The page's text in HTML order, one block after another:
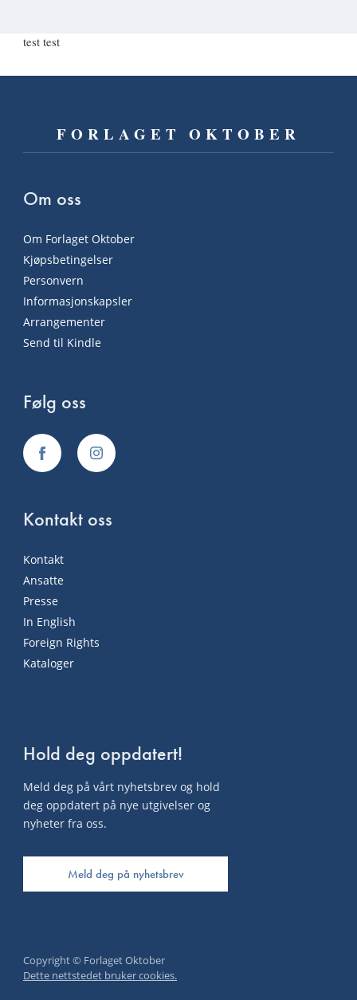
test test
FORLAGET OKTOBER
Om oss
Om Forlaget Oktober
Kjøpsbetingelser
Personvern
Informasjonskapsler
Arrangementer
Send til Kindle
Følg oss
Kontakt oss
Kontakt
Ansatte
Presse
In English
Foreign Rights
Kataloger
Hold deg oppdatert!
Meld deg på vårt nyhetsbrev og hold
deg oppdatert på nye utgivelser og
nyheter fra oss.
Meld deg på nyhetsbrev
Copyright © Forlaget Oktober
Dette nettstedet bruker cookies.